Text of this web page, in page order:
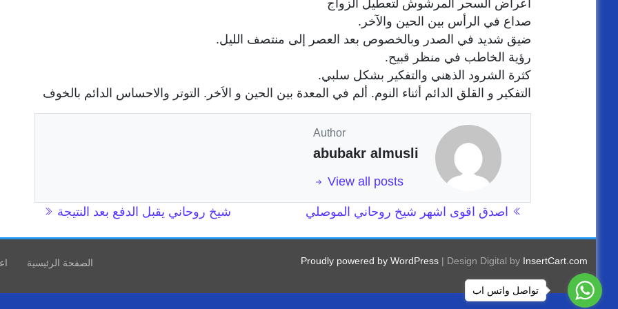
اعراض السحر المرشوش لتعطيل الزواج
صداع في الرأس بين الحين والآخر.
ضيق شديد في الصدر وبالخصوص بعد العصر إلى منتصف الليل.
رؤية الخاطب في منظر قبيح.
كثرة الشرود الذهني والتفكير بشكل سلبي.
التفكير و القلق الدائم أثناء النوم. ألم في المعدة بين الحين و الاَخر. التوتر والاحساس الدائم بالخوف
Author
abubakr almusli
View all posts
Post navigation
اصدق اقوى اشهر شيخ روحاني الموصلي شيخ روحاني يقبل الدفع بعد النتيجة
Proudly powered by WordPress| Design Digital by InsertCart.com الصفحة الرئيسية
تواصل واتس اب